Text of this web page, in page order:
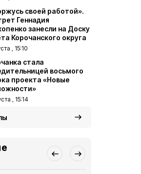
своей работой».
Геннадия
занесли на Доску
Корочанского округа
, 15:10
стала
восьмого
проекта «Новые
, 15:14